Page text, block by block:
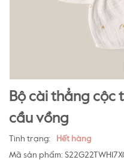
Bộ cài thẳng cộc
cầu vồng
Tình trạng:
Hết hàng
Mã sản phẩm: